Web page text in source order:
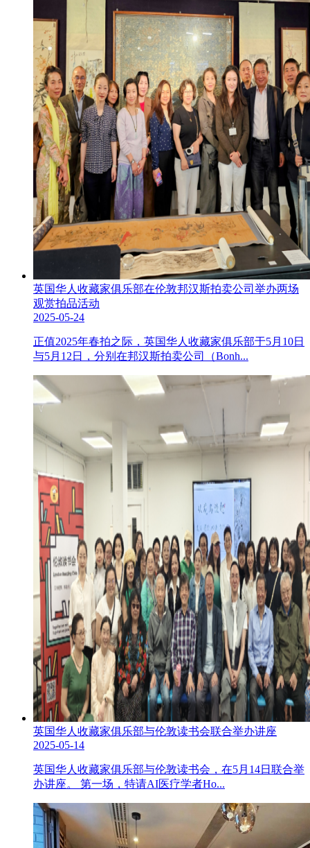
英国华人收藏家俱乐部在伦敦邦汉斯拍卖公司举办两场
观赏拍品活动
2025-05-24
正值2025年春拍之际，英国华人收藏家俱乐部于5月10日
与5月12日，分别在邦汉斯拍卖公司（Bonh...
英国华人收藏家俱乐部与伦敦读书会联合举办讲座
2025-05-14
英国华人收藏家俱乐部与伦敦读书会，在5月14日联合举
办讲座。 第一场，特请AI医疗学者Ho...